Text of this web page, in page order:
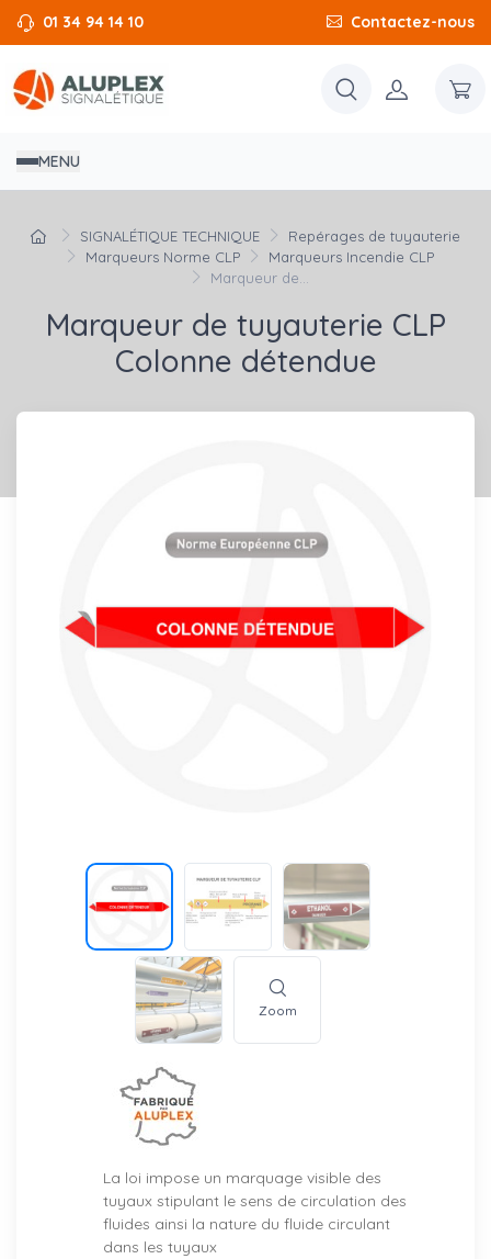
01 34 94 14 10 Contactez-nous
MENU
SIGNALÉTIQUE TECHNIQUE
Repérages de tuyauterie
Marqueurs Norme CLP
Marqueurs Incendie CLP
Marqueur de...
Marqueur de tuyauterie CLP
Colonne détendue
Zoom
La loi impose un marquage visible des
tuyaux stipulant le sens de circulation des
fluides ainsi la nature du fluide circulant
dans les tuyaux